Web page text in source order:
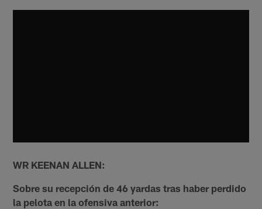
WR KEENAN ALLEN:
Sobre su recepción de 46 yardas tras haber perdido
la pelota en la ofensiva anterior: